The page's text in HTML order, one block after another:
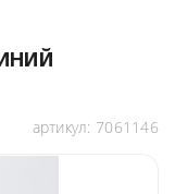
артикул: 7061146